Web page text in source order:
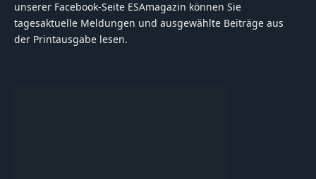
unserer Facebook-Seite ESAmagazin können Sie
tagesaktuelle Meldungen und ausgewählte Beiträge aus
der Printausgabe lesen.